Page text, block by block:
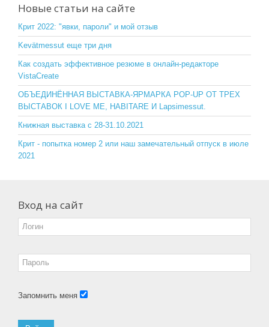
e
b
o
o
k
er
o
kl
a
ss
ni
ki
Новые статьи на сайте
Крит 2022: "явки, пароли" и мой отзыв
Kevätmessut еще три дня
Как создать эффективное резюме в онлайн-редакторе
VistaCreate
ОБЪЕДИНЁННАЯ ВЫСТАВКА-ЯРМАРКА POP-UP ОТ ТРЕХ
ВЫСТАВОК I LOVE ME, HABITARE И Lapsimessut.
Книжная выставка с 28-31.10.2021
Крит - попытка номер 2 или наш замечательный отпуск в июле
2021
Вход на сайт
Запомнить меня